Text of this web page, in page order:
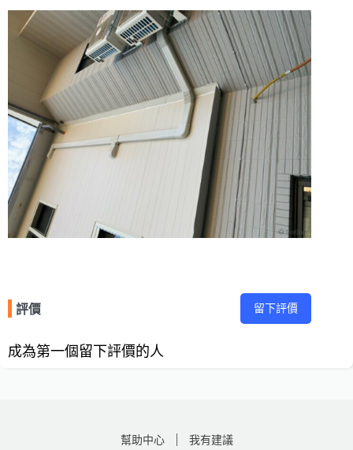
評價 留下評價
成為第一個留下評價的人
幫助中心 我有建議